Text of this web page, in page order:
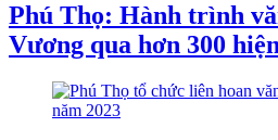
Phú Thọ: Hành trình
Vương qua hơn 300